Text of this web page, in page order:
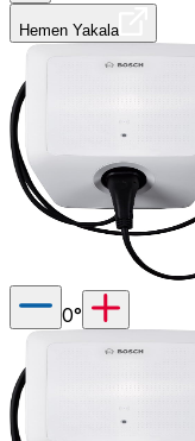
Hemen Yakala
0°